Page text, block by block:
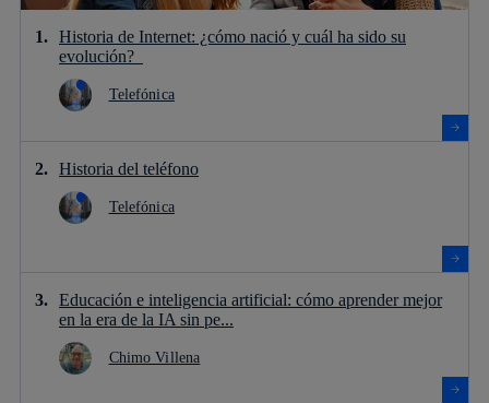
Historia de Internet: ¿cómo nació y cuál ha sido su
evolución?
Telefónica
Historia del teléfono
Telefónica
Educación e inteligencia artificial: cómo aprender mejor
en la era de la IA sin pe...
Chimo Villena